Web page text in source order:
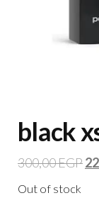
black
300,00EGP
Out of stock